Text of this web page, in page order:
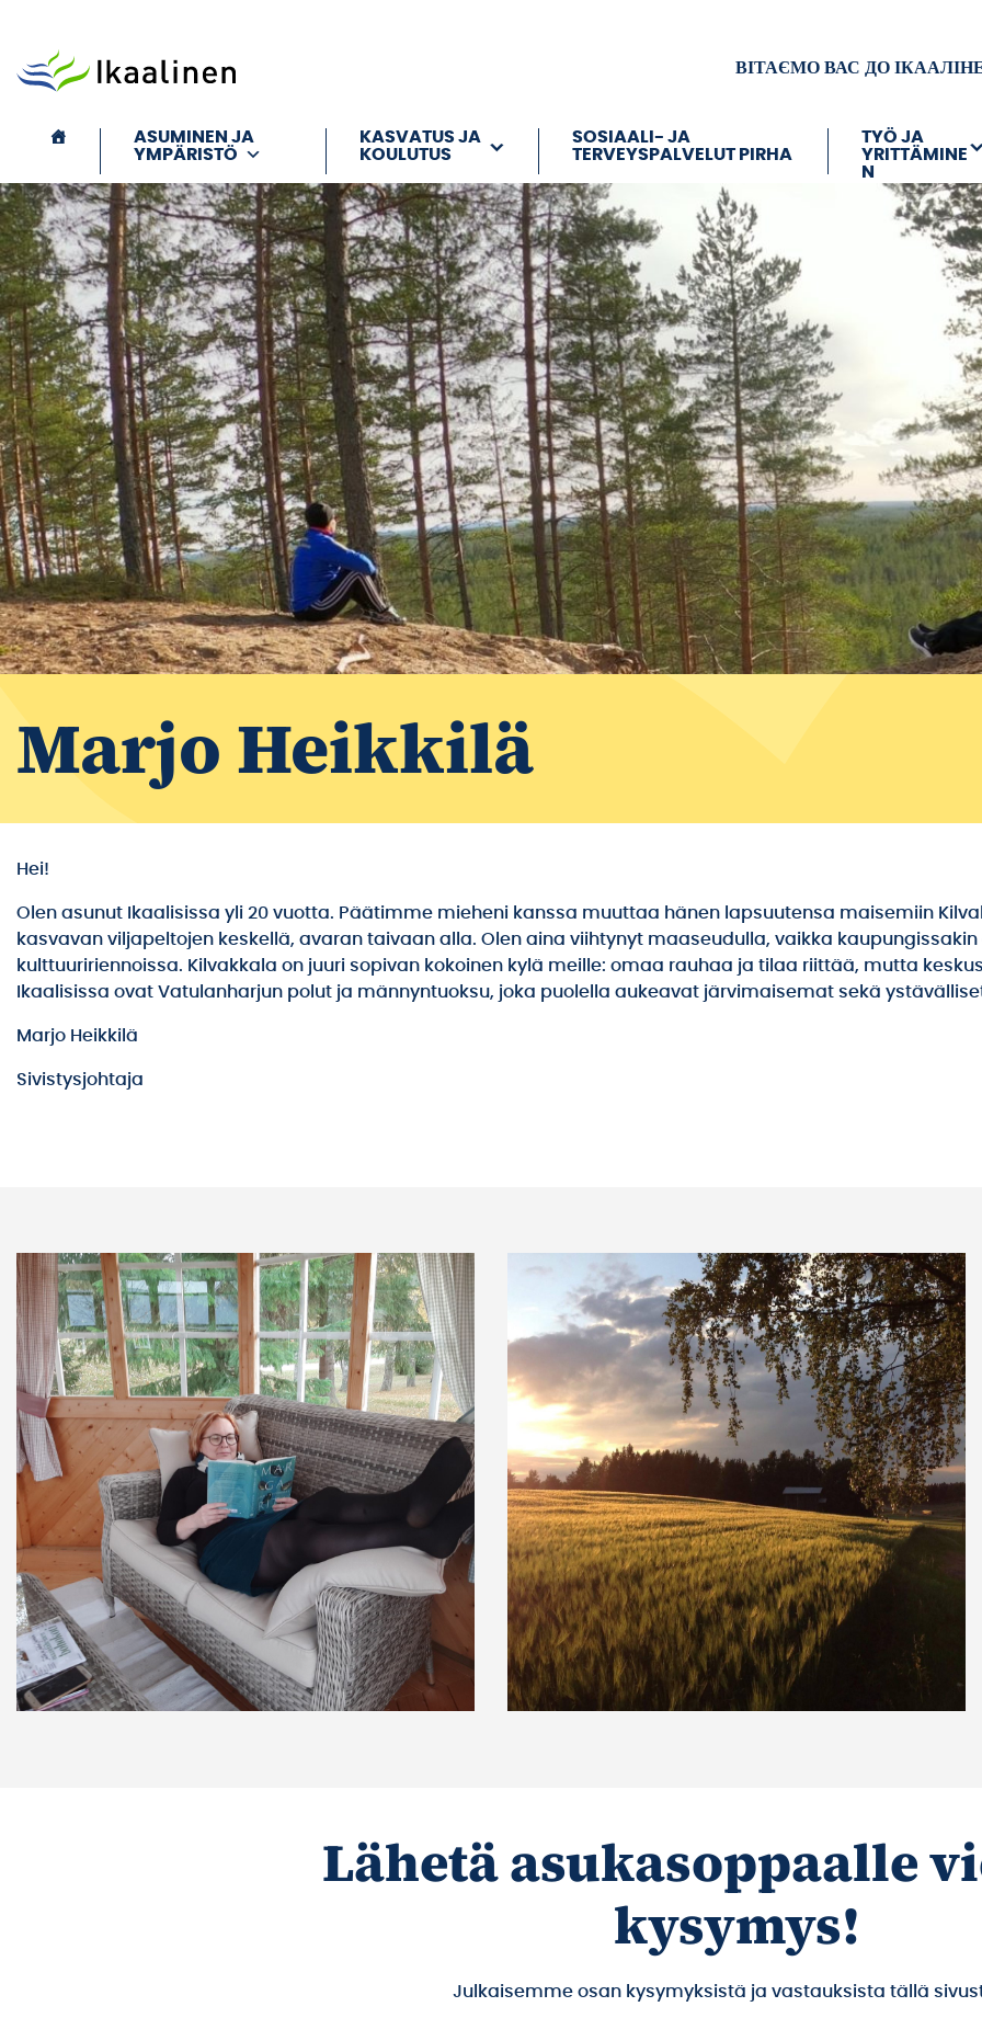
ВІТАЄМО ВАС ДО
ASUMINEN JA
YMPÄRISTÖ
KASVATUS JA
KOULUTUS
SOSIAALI- JA
TERVEYSPALVELUT PIRHA
TYÖ JA
YRITTÄMINE
N
Marjo Heikkilä
Hei!
Olen asunut Ikaalisissa yli 20 vuotta. Päätimme mieheni kanssa muuttaa hänen lapsuutensa maisemiin
kasvavan viljapeltojen keskellä, avaran taivaan alla. Olen aina viihtynyt maaseudulla, vaikka
kulttuuririennoissa. Kilvakkala on juuri sopivan kokoinen kylä meille: omaa rauhaa ja tilaa riittää, mutta
Ikaalisissa ovat Vatulanharjun polut ja männyntuoksu, joka puolella aukeavat järvimaisemat sekä
Marjo Heikkilä
Sivistysjohtaja
Lähetä asukasoppaalle
kysymys!
Julkaisemme osan kysymyksistä ja vastauksista tällä